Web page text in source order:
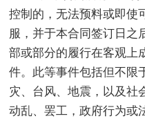
控制的，无法预料或即使
服，并于本合同签订日之
部或部分的履行在客观上
件。此等事件包括但不限
灾、台风、地震，以及社
动乱、罢工，政府行为或